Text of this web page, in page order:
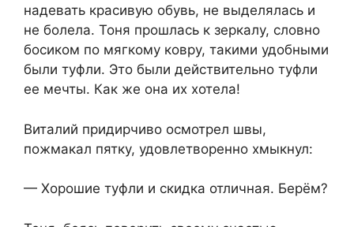
надевать красивую обувь, не выделялась и
не бoлeла. Тоня прошлась к зеркалу, словно
босиком по мягкому ковру, такими удобными
были туфли. Это были действительно туфли
ее мечты. Как же она их хотела!
Виталий придирчиво осмотрел швы,
пожмакал пятку, удовлетворенно хмыкнул:
— Хорошие туфли и скидка отличная. Берём?